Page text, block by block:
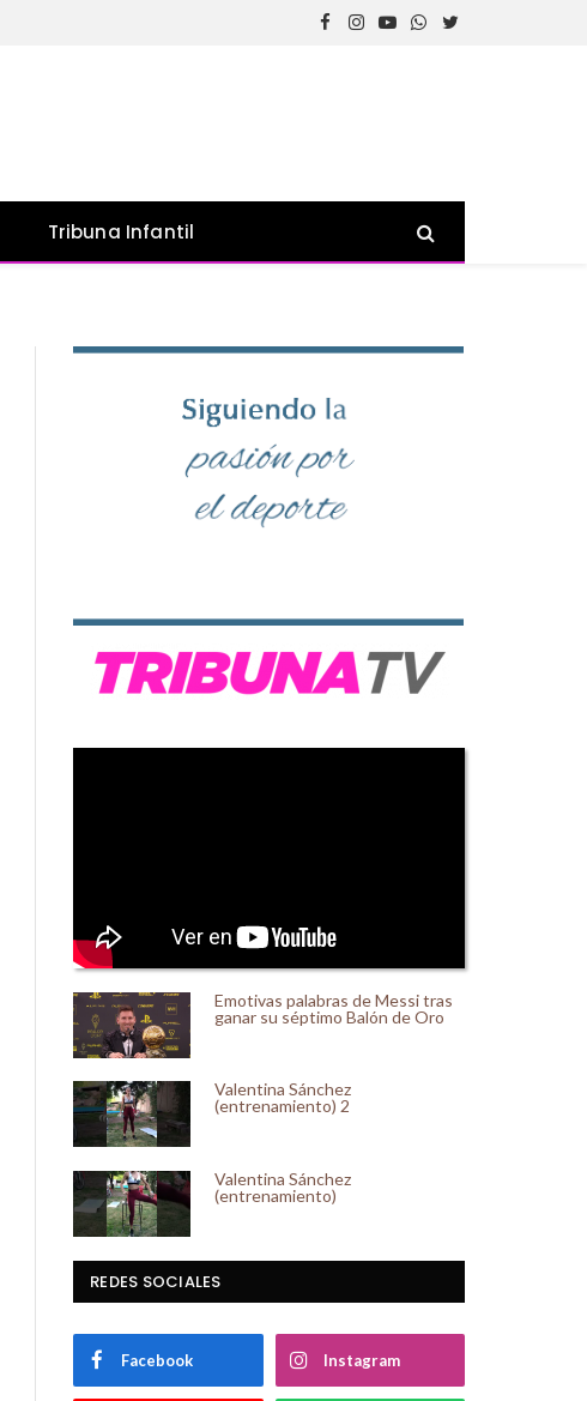
Facebook
Instagram
YouTube
WhatsApp
Twitter
Tribuna Infantil
Emotivas palabras de Messi tras
ganar su séptimo Balón de Oro
Valentina Sánchez
(entrenamiento) 2
Valentina Sánchez
(entrenamiento)
REDES SOCIALES
Facebook Instagram